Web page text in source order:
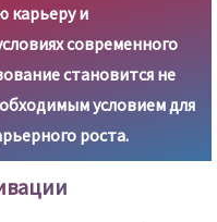
карьеру и
современного
становится не
условием для
роста.